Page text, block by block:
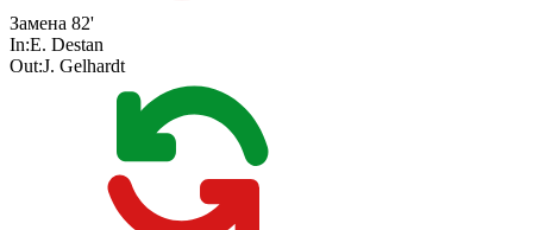
Замена 82'
In:E. Destan
Out:J. Gelhardt